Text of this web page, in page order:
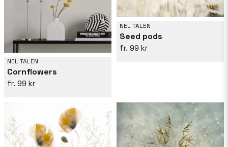
NEL TALEN
Cornflowers
99 kr
NEL TALEN
Seed pods
99 kr